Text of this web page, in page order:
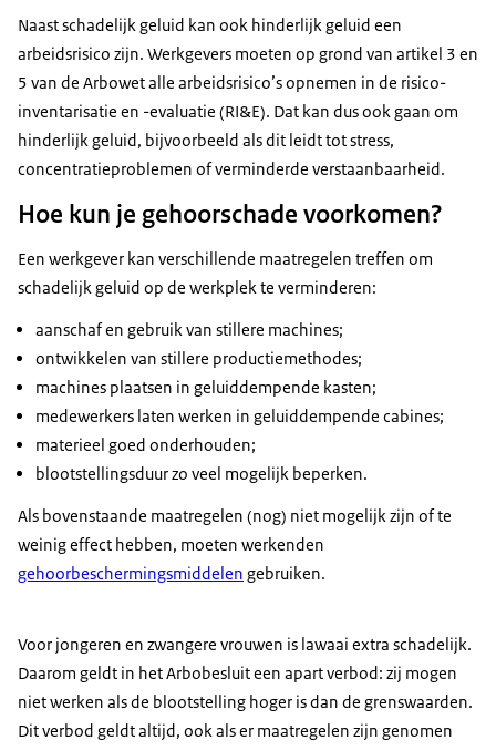
Naast schadelijk geluid kan ook hinderlijk geluid een
arbeidsrisico zijn. Werkgevers moeten op grond van artikel 3 en
5 van de Arbowet alle arbeidsrisico’s opnemen in de risico-
inventarisatie en -evaluatie (RI&E). Dat kan dus ook gaan om
hinderlijk geluid, bijvoorbeeld als dit leidt tot stress,
concentratieproblemen of verminderde verstaanbaarheid.
Hoe kun je gehoorschade voorkomen?
Een werkgever kan verschillende maatregelen treffen om
schadelijk geluid op de werkplek te verminderen:
aanschaf en gebruik van stillere machines;
ontwikkelen van stillere productiemethodes;
machines plaatsen in geluiddempende kasten;
medewerkers laten werken in geluiddempende cabines;
materieel goed onderhouden;
blootstellingsduur zo veel mogelijk beperken.
Als bovenstaande maatregelen (nog) niet mogelijk zijn of te
weinig effect hebben, moeten werkenden
gehoorbeschermingsmiddelen gebruiken.
Voor jongeren en zwangere vrouwen is lawaai extra schadelijk.
Daarom geldt in het Arbobesluit een apart verbod: zij mogen
niet werken als de blootstelling hoger is dan de grenswaarden.
Dit verbod geldt altijd, ook als er maatregelen zijn genomen